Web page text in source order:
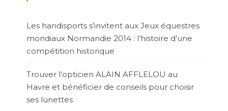
Les handisports s’invitent aux Jeux équestres
mondiaux Normandie 2014 : l’histoire d’une
compétition historique
Trouver l’opticien ALAIN AFFLELOU au
Havre et bénéficier de conseils pour choisir
ses lunettes